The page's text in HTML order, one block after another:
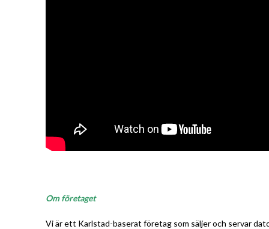
Om företaget
Vi är ett Karlstad-baserat företag som säljer och servar